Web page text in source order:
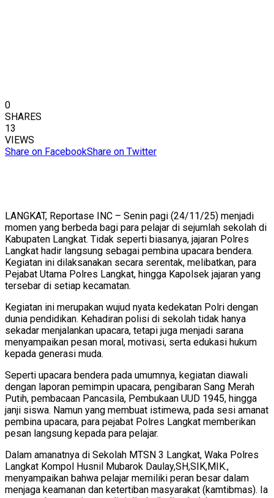
0
SHARES
13
VIEWS
Share on FacebookShare on Twitter
LANGKAT, Reportase INC – Senin pagi (24/11/25) menjadi
momen yang berbeda bagi para pelajar di sejumlah sekolah di
Kabupaten Langkat. Tidak seperti biasanya, jajaran Polres
Langkat hadir langsung sebagai pembina upacara bendera.
Kegiatan ini dilaksanakan secara serentak, melibatkan, para
Pejabat Utama Polres Langkat, hingga Kapolsek jajaran yang
tersebar di setiap kecamatan.
Kegiatan ini merupakan wujud nyata kedekatan Polri dengan
dunia pendidikan. Kehadiran polisi di sekolah tidak hanya
sekadar menjalankan upacara, tetapi juga menjadi sarana
menyampaikan pesan moral, motivasi, serta edukasi hukum
kepada generasi muda.
Seperti upacara bendera pada umumnya, kegiatan diawali
dengan laporan pemimpin upacara, pengibaran Sang Merah
Putih, pembacaan Pancasila, Pembukaan UUD 1945, hingga
janji siswa. Namun yang membuat istimewa, pada sesi amanat
pembina upacara, para pejabat Polres Langkat memberikan
pesan langsung kepada para pelajar.
Dalam amanatnya di Sekolah MTSN 3 Langkat, Waka Polres
Langkat Kompol Husnil Mubarok Daulay,SH,SIK,MIK.,
menyampaikan bahwa pelajar memiliki peran besar dalam
menjaga keamanan dan ketertiban masyarakat (kamtibmas). Ia